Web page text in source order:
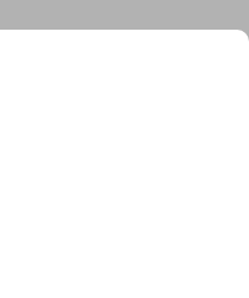
这时寻上岛来，想领回玉莲，